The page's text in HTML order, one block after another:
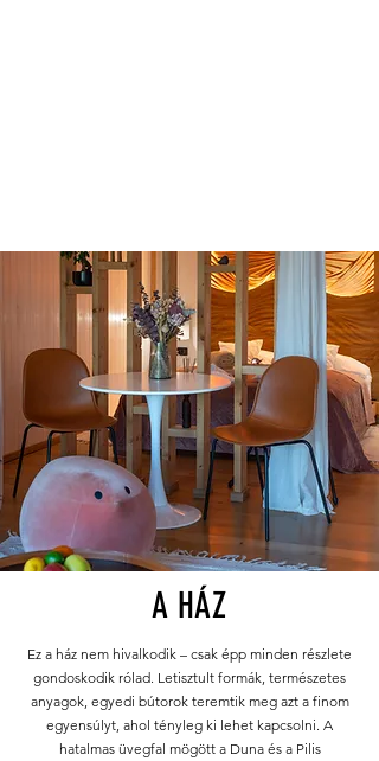
A HÁZ
Ez a ház nem hivalkodik – csak épp minden részlete
gondoskodik rólad. Letisztult formák, természetes
anyagok, egyedi bútorok teremtik meg azt a finom
egyensúlyt, ahol tényleg ki lehet kapcsolni. A
hatalmas üvegfal mögött a Duna és a Pilis